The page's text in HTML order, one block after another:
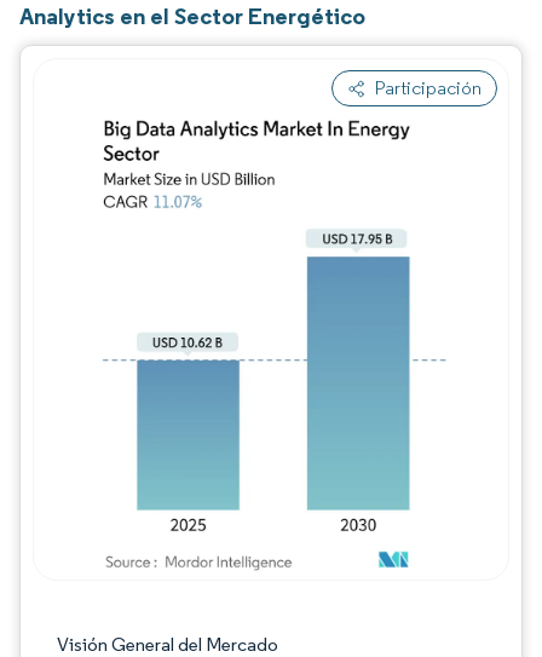
Analytics en el Sector Energético
Participación
Visión General del Mercado
Imagen © Mordor Intelligence. El uso